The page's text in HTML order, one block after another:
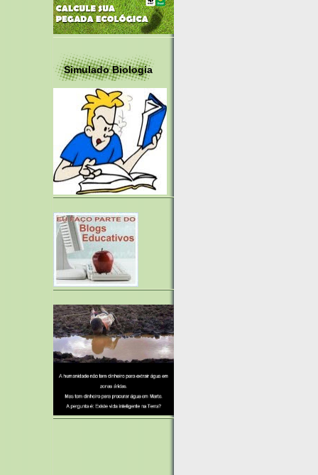
Simulado Biologia